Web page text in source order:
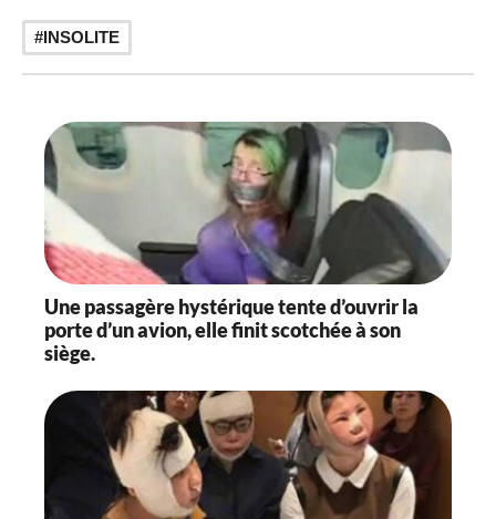
INSOLITE
Une passagère hystérique tente d’ouvrir la
porte d’un avion, elle finit scotchée à son
siège.